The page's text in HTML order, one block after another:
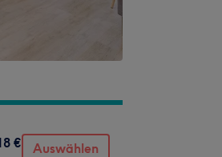
€ Auswählen